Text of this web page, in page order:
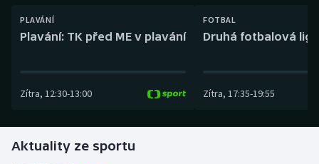
Curling
Golf
PLAVÁNÍ
Plavání: TK před ME v plavání
Zítra, 12:30-13:00
FOTBAL
Druhá fotbalová
Zítra, 17:35-19:55
Aktuality ze sportu